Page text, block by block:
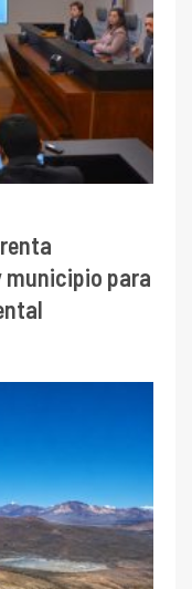
municipio para
el
Banco
resultados
primer